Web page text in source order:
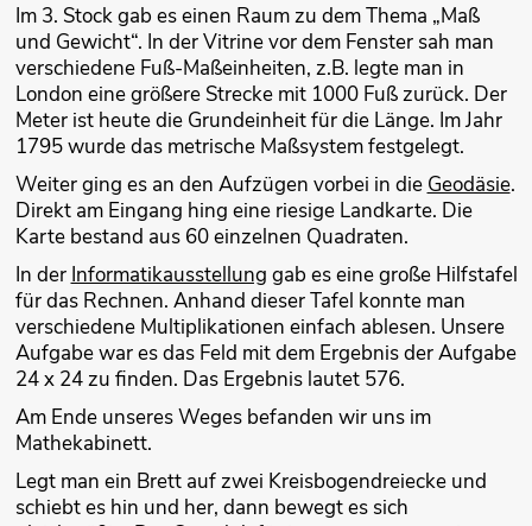
Im 3. Stock gab es einen Raum zu dem Thema „Maß
und Gewicht“. In der Vitrine vor dem Fenster sah man
verschiedene Fuß-Maßeinheiten, z.B. legte man in
London eine größere Strecke mit 1000 Fuß zurück. Der
Meter ist heute die Grundeinheit für die Länge. Im Jahr
1795 wurde das metrische Maßsystem festgelegt.
Weiter ging es an den Aufzügen vorbei in die Geodäsie.
Direkt am Eingang hing eine riesige Landkarte. Die
Karte bestand aus 60 einzelnen Quadraten.
In der Informatikausstellung gab es eine große Hilfstafel
für das Rechnen. Anhand dieser Tafel konnte man
verschiedene Multiplikationen einfach ablesen. Unsere
Aufgabe war es das Feld mit dem Ergebnis der Aufgabe
24 x 24 zu finden. Das Ergebnis lautet 576.
Am Ende unseres Weges befanden wir uns im
Mathekabinett.
Legt man ein Brett auf zwei Kreisbogendreiecke und
schiebt es hin und her, dann bewegt es sich